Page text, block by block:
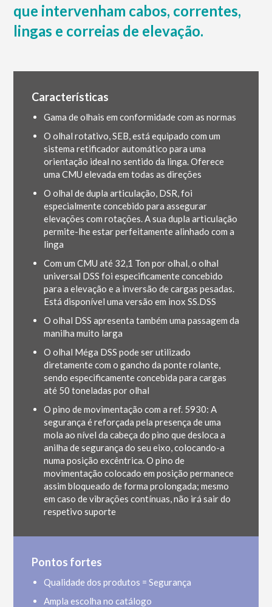
que intervenham cabos, correntes,
lingas e correias de elevação.
Características
Gama de olhais em conformidade com as normas
O olhal rotativo, SEB, está equipado com um
sistema retificador automático para uma
orientação ideal no sentido da linga. Oferece
uma CMU elevada em todas as direções
O olhal de dupla articulação, DSR, foi
especialmente concebido para assegurar
elevações com rotações. A sua dupla articulação
permite-lhe estar perfeitamente alinhado com a
linga
Com um CMU até 32,1 Ton por olhal, o olhal
universal DSS foi especificamente concebido
para a elevação e a inversão de cargas pesadas.
Está disponível uma versão em inox SS.DSS
O olhal DSS apresenta também uma passagem da
manilha muito larga
O olhal Méga DSS pode ser utilizado
diretamente com o gancho da ponte rolante,
sendo especificamente concebida para cargas
até 50 toneladas por olhal
O pino de movimentação com a ref. 5930: A
segurança é reforçada pela presença de uma
mola ao nível da cabeça do pino que desloca a
anilha de segurança do seu eixo, colocando-a
numa posição excêntrica. O pino de
movimentação colocado em posição permanece
assim bloqueado de forma prolongada; mesmo
em caso de vibrações contínuas, não irá sair do
respetivo suporte
Pontos fortes
Qualidade dos produtos = Segurança
Ampla escolha no catálogo